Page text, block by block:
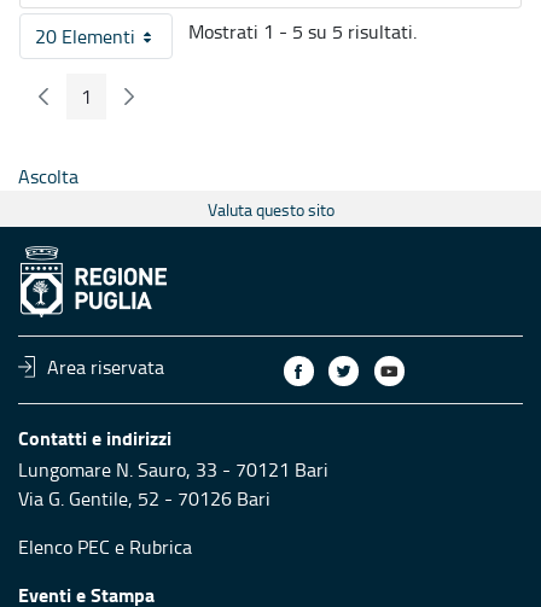
20 ElementiPer pagina
Mostrati 1 - 5 su 5 risultati.
Pagina Precedente
Pagina
1 Pagina Seguente
Ascolta
Valuta questo sito
Area riservata
Contatti e indirizzi
Lungomare N. Sauro, 33 - 70121 Bari
Via G. Gentile, 52 - 70126 Bari
Elenco PEC e Rubrica
Eventi e Stampa